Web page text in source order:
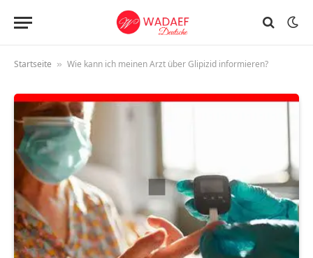
Startseite » Wie kann ich meinen Arzt über Glipizid informieren?